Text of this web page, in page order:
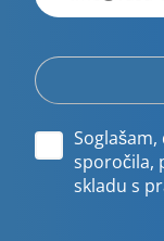
poštni
Soglašam,
sporočila,
skladu s